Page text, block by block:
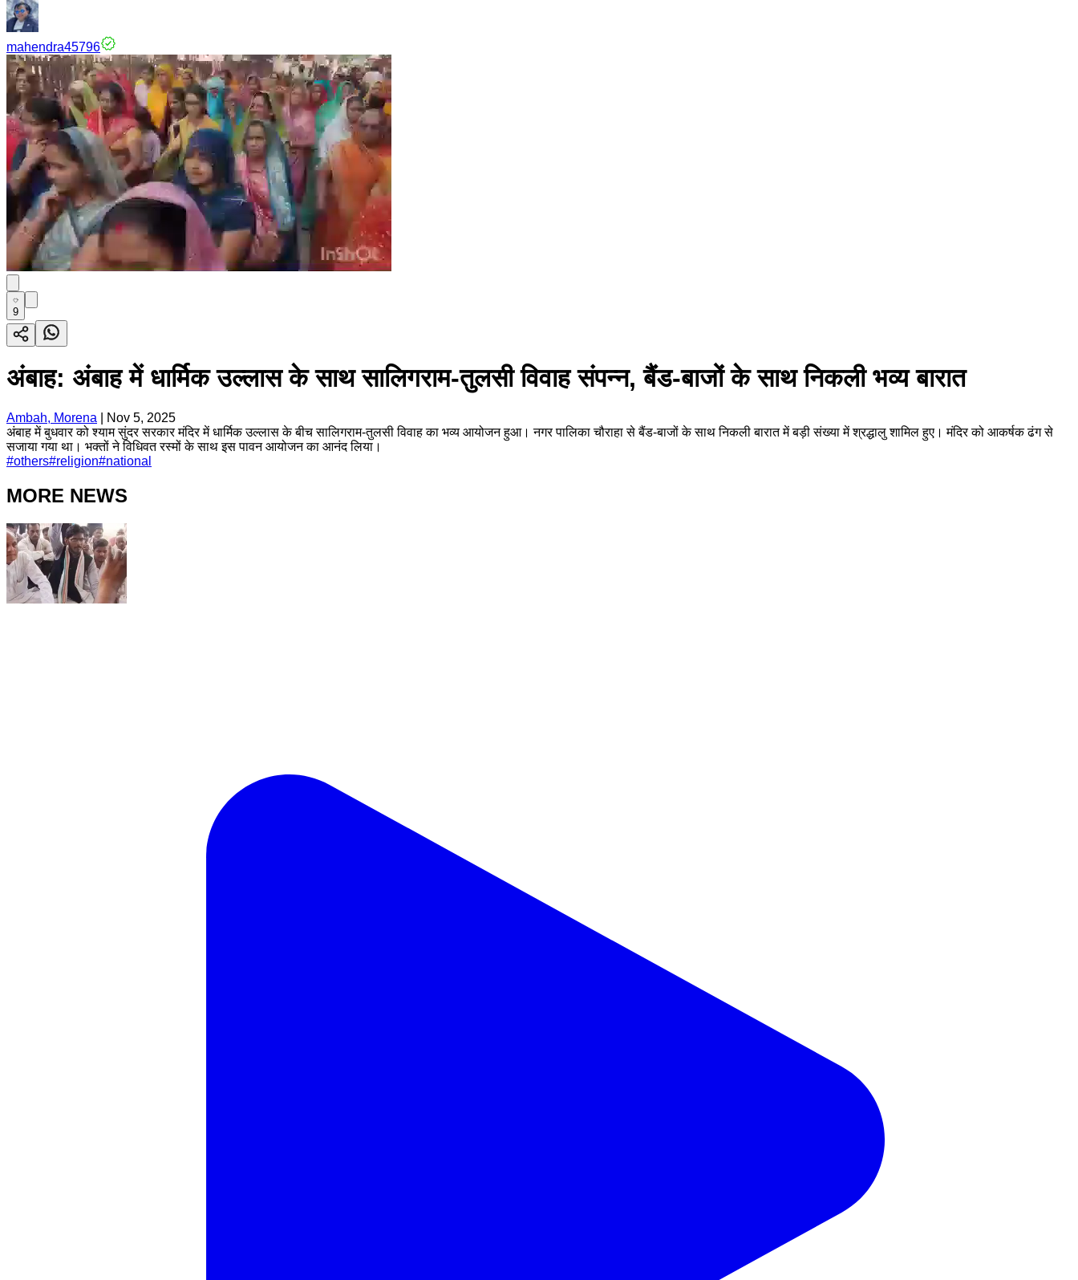
mahendra45796
9
अंबाह: अंबाह में धार्मिक उल्लास के साथ सालिगराम-तुलसी विवाह संपन्न, बैंड-बाजों के साथ निकली भव्य बारात
Ambah, Morena
Nov 5, 2025
अंबाह में बुधवार को श्याम सुंदर सरकार मंदिर में धार्मिक उल्लास के बीच सालिगराम-तुलसी विवाह का भव्य आयोजन हुआ। नगर पालिका चौराहा से बैंड-बाजों के साथ निकली बारात में बड़ी संख्या में श्रद्धालु शामिल हुए। मंदिर को आकर्षक ढंग से
सजाया गया था। भक्तों ने विधिवत रस्मों के साथ इस पावन आयोजन का आनंद लिया।
#others#religion#national
MORE NEWS